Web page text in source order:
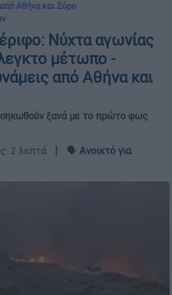
Αθήνα και Σύρο
Νύχτα αγωνίας
μέτωπο -
από Αθήνα και
σηκωθούν ξανά με το πρώτο φως
2 λεπτά ┋ 🗣️ Ανοικτό για